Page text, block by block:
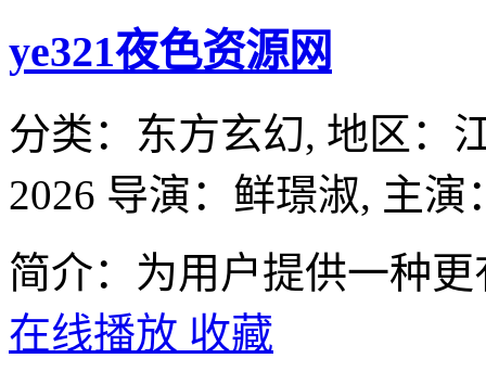
ye321夜色资源网
分类： 东方玄幻, 地区：
2026 导演： 鲜璟淑, 主演
简介：为用户提供一种
在线播放 收藏